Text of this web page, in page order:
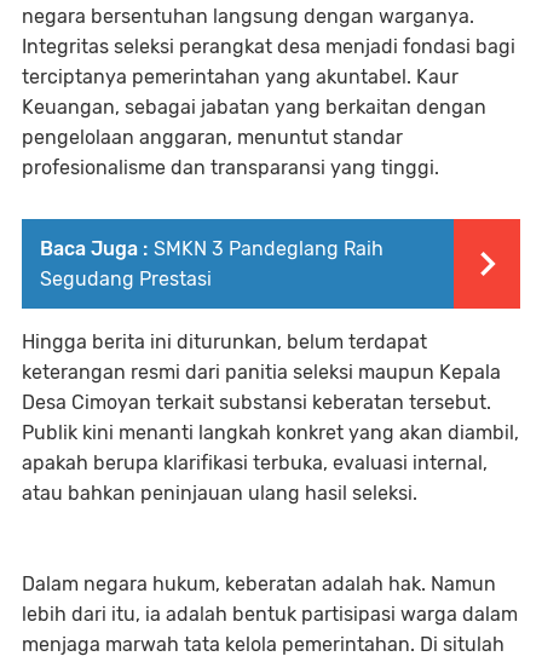
negara bersentuhan langsung dengan warganya.
Integritas seleksi perangkat desa menjadi fondasi bagi
terciptanya pemerintahan yang akuntabel. Kaur
Keuangan, sebagai jabatan yang berkaitan dengan
pengelolaan anggaran, menuntut standar
profesionalisme dan transparansi yang tinggi.
Baca Juga : SMKN 3 Pandeglang Raih
Segudang Prestasi
Hingga berita ini diturunkan, belum terdapat
keterangan resmi dari panitia seleksi maupun Kepala
Desa Cimoyan terkait substansi keberatan tersebut.
Publik kini menanti langkah konkret yang akan diambil,
apakah berupa klarifikasi terbuka, evaluasi internal,
atau bahkan peninjauan ulang hasil seleksi.
Dalam negara hukum, keberatan adalah hak. Namun
lebih dari itu, ia adalah bentuk partisipasi warga dalam
menjaga marwah tata kelola pemerintahan. Di situlah